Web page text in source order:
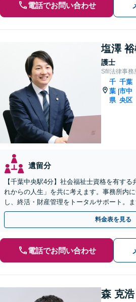
電話でお問い合わせ
塩澤
護士
Sfil法律事務
千
葉
県
|
千葉
市中
央区
遺留分
【千葉中央駅4分】社会福祉士資格を有する
れからの人生」を共に考えます。事務所内
し、終活・財産管理をトータルサポート。
さい【休日・夜間相談可】【出張相談も柔
料金表を見る
電話でお問い合わせ
森 克浩